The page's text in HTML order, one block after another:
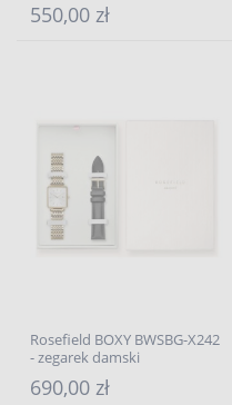
550,00 zł
Rosefield BOXY BWSBG-X242
- zegarek damski
690,00 zł